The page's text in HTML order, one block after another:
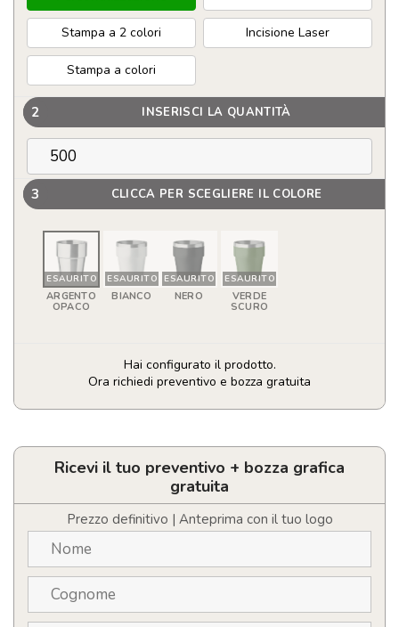
Stampa a 2 colori Incisione Laser
Stampa a colori
2 INSERISCI LA QUANTITÀ
3 CLICCA PER SCEGLIERE IL COLORE
ESAURITO
ARGENTO
OPACO
ESAURITO
BIANCO
ESAURITO
NERO
ESAURITO
VERDE
SCURO
Hai configurato il prodotto.
Ora richiedi preventivo e bozza gratuita
Bicchiere
personalizzabile
quantità
Ricevi il tuo preventivo + bozza grafica
gratuita
Prezzo definitivo | Anteprima con il tuo logo